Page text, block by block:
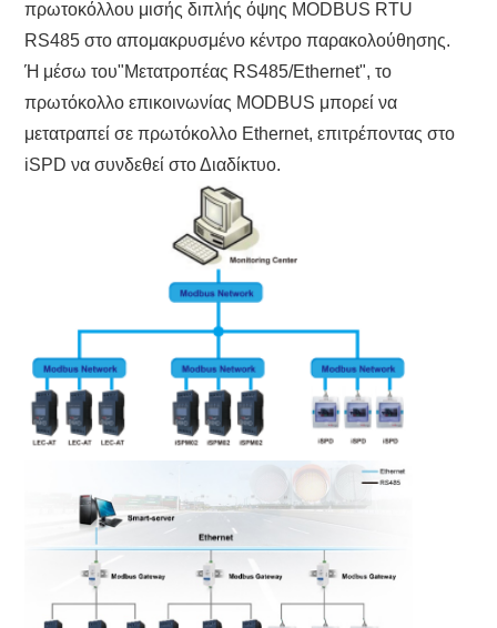
πρωτοκόλλου μισής διπλής όψης MODBUS RTU
RS485 στο απομακρυσμένο κέντρο παρακολούθησης.
Ή μέσω του"Μετατροπέας RS485/Ethernet", το
πρωτόκολλο επικοινωνίας MODBUS μπορεί να
μετατραπεί σε πρωτόκολλο Ethernet, επιτρέποντας στο
iSPD να συνδεθεί στο Διαδίκτυο.